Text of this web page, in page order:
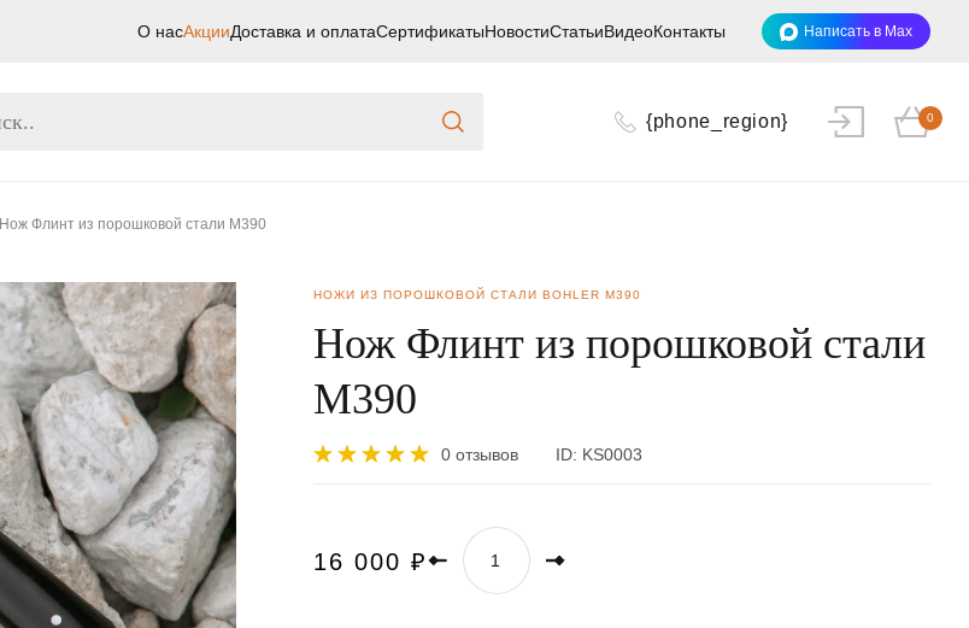
О насАкцииДоставка и оплатаСертификатыНовостиСтатьиВидеоКонтакты Написать в Max
{phone_region} 0
Нож Флинт из порошковой стали М390
НОЖИ ИЗ ПОРОШКОВОЙ СТАЛИ BOHLER M390
Нож Флинт из порошковой стали
М390
0 отзывов ID: KS0003
16 000 ₽